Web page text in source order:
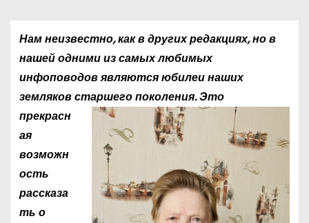
Нам неизвестно, как в других редакциях, но в
нашей одними из самых любимых
инфоповодов являются юбилеи наших
земляков старшего поколения.Это
прекрасн
ая
возможн
ость
рассказа
ть о